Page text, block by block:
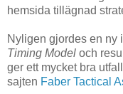
hemsida tillägnad
Nyligen gjordes en ny
Timing Model och
ger ett mycket bra
sajten Faber Tactical